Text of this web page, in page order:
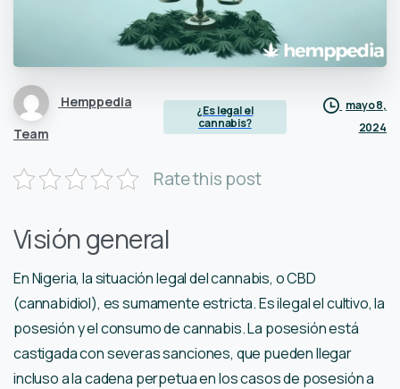
Hemppedia
Team
¿Es legal el
cannabis?
mayo 8,
2024
Rate this post
Visión general
En Nigeria, la situación legal del cannabis, o CBD
(cannabidiol), es sumamente estricta. Es ilegal el cultivo, la
posesión y el consumo de cannabis. La posesión está
castigada con severas sanciones, que pueden llegar
incluso a la cadena perpetua en los casos de posesión a